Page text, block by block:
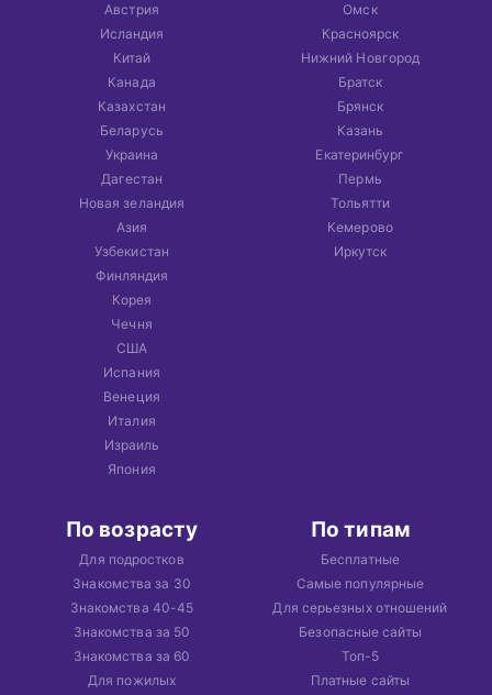
Австрия
Исландия
Китай
Канада
Казахстан
Беларусь
Украина
Дагестан
Новая зеландия
Азия
Узбекистан
Финляндия
Корея
Чечня
США
Испания
Венеция
Италия
Израиль
Япония
Омск
Красноярск
Нижний Новгород
Братск
Брянск
Казань
Екатеринбург
Пермь
Тольятти
Кемерово
Иркутск
По возрасту
Для подростков
Знакомства за 30
Знакомства 40-45
Знакомства за 50
Знакомства за 60
Для пожилых
По типам
Бесплатные
Самые популярные
Для серьезных отношений
Безопасные сайты
Топ-5
Платные сайты